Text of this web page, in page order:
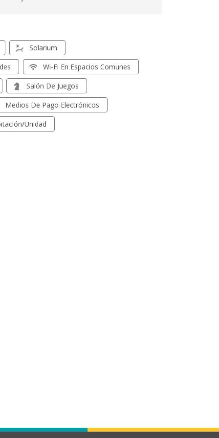
Solarium
Wi-Fi En Espacios Comunes
Salón De Juegos
Medios De Pago Electrónicos
unidad